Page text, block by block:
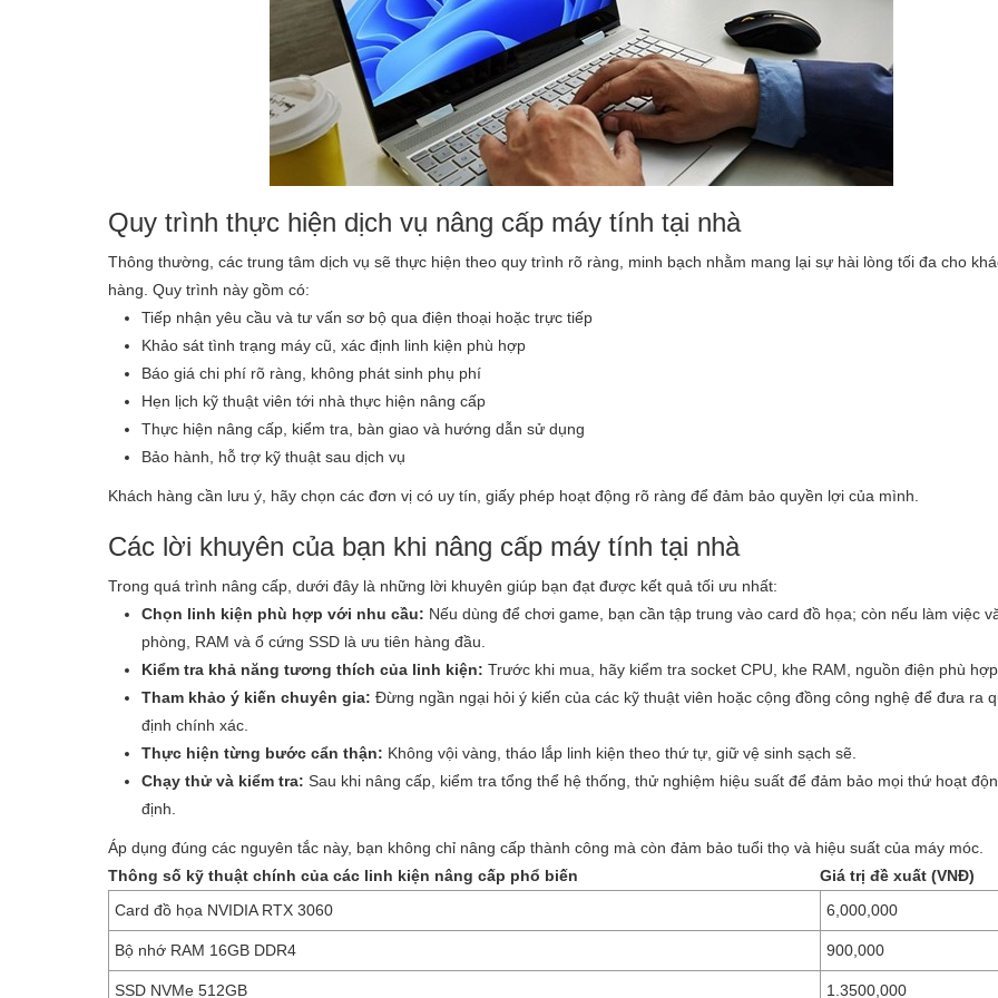
Quy trình thực hiện dịch vụ nâng cấp máy tính tại nhà
Thông thường, các trung tâm dịch vụ sẽ thực hiện theo quy trình rõ ràng, minh bạch nhằm mang lại sự hài lòng tối đa cho
hàng. Quy trình này gồm có:
Tiếp nhận yêu cầu và tư vấn sơ bộ qua điện thoại hoặc trực tiếp
Khảo sát tình trạng máy cũ, xác định linh kiện phù hợp
Báo giá chi phí rõ ràng, không phát sinh phụ phí
Hẹn lịch kỹ thuật viên tới nhà thực hiện nâng cấp
Thực hiện nâng cấp, kiểm tra, bàn giao và hướng dẫn sử dụng
Bảo hành, hỗ trợ kỹ thuật sau dịch vụ
Khách hàng cần lưu ý, hãy chọn các đơn vị có uy tín, giấy phép hoạt động rõ ràng để đảm bảo quyền lợi của mình.
Các lời khuyên của bạn khi nâng cấp máy tính tại nhà
Trong quá trình nâng cấp, dưới đây là những lời khuyên giúp bạn đạt được kết quả tối ưu nhất:
Chọn linh kiện phù hợp với nhu cầu: Nếu dùng để chơi game, bạn cần tập trung vào card đồ họa; còn nếu làm việc
phòng, RAM và ổ cứng SSD là ưu tiên hàng đầu.
Kiểm tra khả năng tương thích của linh kiện: Trước khi mua, hãy kiểm tra socket CPU, khe RAM, nguồn điện phù
Tham khảo ý kiến chuyên gia: Đừng ngần ngại hỏi ý kiến của các kỹ thuật viên hoặc cộng đồng công nghệ để đưa ra
định chính xác.
Thực hiện từng bước cẩn thận: Không vội vàng, tháo lắp linh kiện theo thứ tự, giữ vệ sinh sạch sẽ.
Chạy thử và kiểm tra: Sau khi nâng cấp, kiểm tra tổng thể hệ thống, thử nghiệm hiệu suất để đảm bảo mọi thứ hoạt
định.
Áp dụng đúng các nguyên tắc này, bạn không chỉ nâng cấp thành công mà còn đảm bảo tuổi thọ và hiệu suất của máy móc.
Thông số kỹ thuật chính của các linh kiện nâng cấp phổ biến
Giá trị đề xuất (VNĐ)
Card đồ họa NVIDIA RTX 3060
6,000,000
Bộ nhớ RAM 16GB DDR4 900,000
SSD NVMe 512GB 1.3500,000